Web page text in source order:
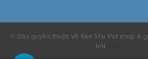
© Bản quyền thuộc về Kún Miu Pet shop &
bởi